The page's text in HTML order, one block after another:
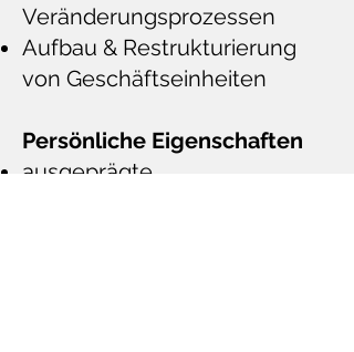
Veränderungsprozessen
Aufbau & Restrukturierung
von Geschäftseinheiten
Persönliche Eigenschaften
ausgeprägte